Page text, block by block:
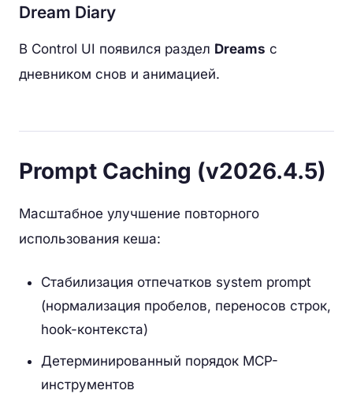
Dream Diary
В Control UI появился раздел Dreams с
дневником снов и анимацией.
Prompt Caching (v2026.4.5)
Масштабное улучшение повторного
использования кеша:
Стабилизация отпечатков system prompt
(нормализация пробелов, переносов строк,
hook-контекста)
Детерминированный порядок MCP-
инструментов